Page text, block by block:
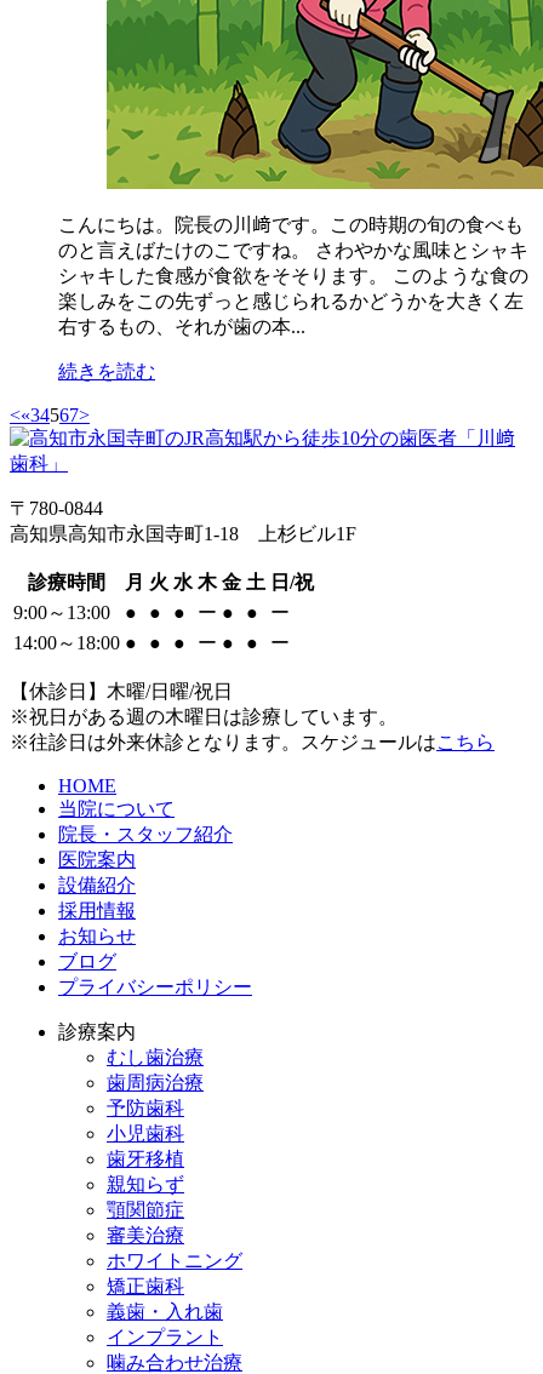
こんにちは。院長の川﨑です。この時期の旬の食べも
のと言えばたけのこですね。 さわやかな風味とシャキ
シャキした食感が食欲をそそります。 このような食の
楽しみをこの先ずっと感じられるかどうかを大きく左
右するもの、それが歯の本...
続きを読む
<«34567>
〒780-0844
高知県高知市永国寺町1-18 上杉ビル1F
診療時間 月 火 水 木 金 土 日/祝
9:00～13:00
● ● ● ー ● ●
ー
14:00～18:00 ● ● ● ー ● ● ー
【休診日】木曜/日曜/祝日
※祝日がある週の木曜日は診療しています。
※往診日は外来休診となります。スケジュールはこちら
HOME
当院について
院長・スタッフ紹介
医院案内
設備紹介
採用情報
お知らせ
ブログ
プライバシーポリシー
診療案内
むし歯治療
歯周病治療
予防歯科
小児歯科
歯牙移植
親知らず
顎関節症
審美治療
ホワイトニング
矯正歯科
義歯・入れ歯
インプラント
噛み合わせ治療